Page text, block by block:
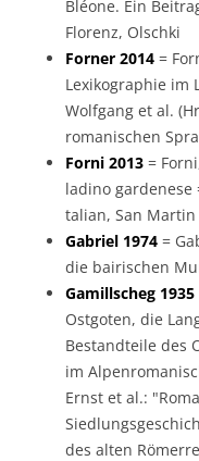
Bléone. Ein
Florenz, Olschki
Forner 2014 =
Lexikographie im
Wolfgang et al.
romanischen
Forni 2013 =
ladino
talian, San Martin
Gabriel 1974 =
die bairischen
Gamillscheg 1935
Ostgoten, die
Bestandteile des
im
Ernst et al.:
des alten